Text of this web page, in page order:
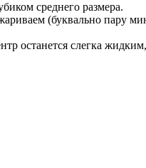
среднего размера.
(буквально пару
останется слегка